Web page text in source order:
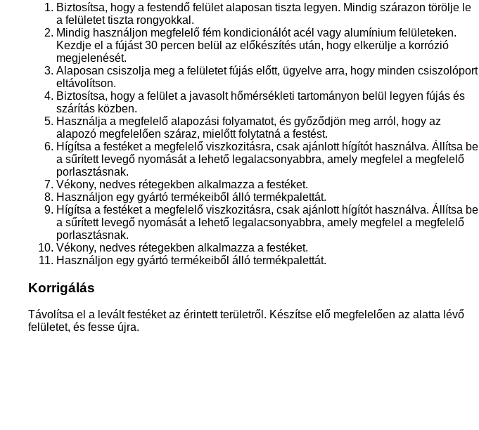
Biztosítsa, hogy a festendő felület alaposan tiszta legyen. Mindig szárazon törölje le
a felületet tiszta rongyokkal.
Mindig használjon megfelelő fém kondicionálót acél vagy alumínium felületeken.
Kezdje el a fújást 30 percen belül az előkészítés után, hogy elkerülje a korrózió
megjelenését.
Alaposan csiszolja meg a felületet fújás előtt, ügyelve arra, hogy minden csiszolóport
eltávolítson.
Biztosítsa, hogy a felület a javasolt hőmérsékleti tartományon belül legyen fújás és
szárítás közben.
Használja a megfelelő alapozási folyamatot, és győződjön meg arról, hogy az
alapozó megfelelően száraz, mielőtt folytatná a festést.
Hígítsa a festéket a megfelelő viszkozitásra, csak ajánlott hígítót használva. Állítsa be
a sűrített levegő nyomását a lehető legalacsonyabbra, amely megfelel a megfelelő
porlasztásnak.
Vékony, nedves rétegekben alkalmazza a festéket.
Használjon egy gyártó termékeiből álló termékpalettát.
Hígítsa a festéket a megfelelő viszkozitásra, csak ajánlott hígítót használva. Állítsa be
a sűrített levegő nyomását a lehető legalacsonyabbra, amely megfelel a megfelelő
porlasztásnak.
Vékony, nedves rétegekben alkalmazza a festéket.
Használjon egy gyártó termékeiből álló termékpalettát.
Korrigálás
Távolítsa el a levált festéket az érintett területről. Készítse elő megfelelően az alatta lévő
felületet, és fesse újra.